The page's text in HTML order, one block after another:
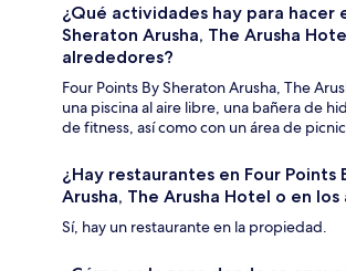
¿Qué actividades hay para hacer
Sheraton Arusha, The Arusha
alrededores?
Four Points By Sheraton Arusha, The
una piscina al aire libre, una bañera de
de fitness, así como con un área de
¿Hay restaurantes en Four Points
Arusha, The Arusha Hotel o en
Sí, hay un restaurante en la propiedad.